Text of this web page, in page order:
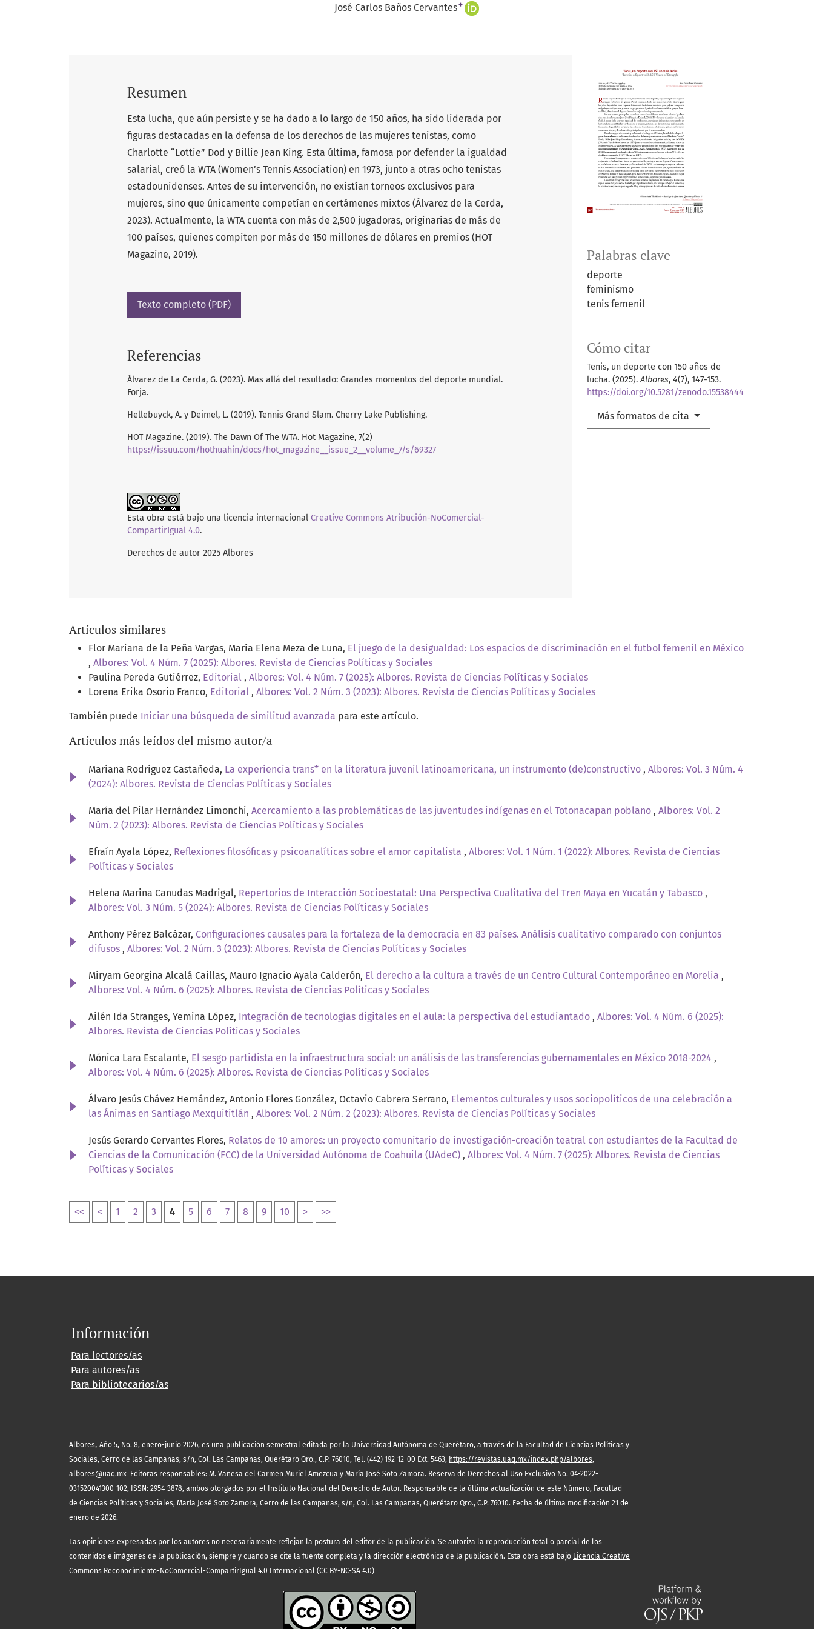
José Carlos Baños Cervantes+
Palabras clave
deporte
feminismo
tenis femenil
Cómo citar
Tenis, un deporte con 150 años de
lucha. (2025).Albores, 4(7), 147-153.
https://doi.org/10.5281/zenodo.15538444
Más formatos de cita
Resumen
Esta lucha, que aún persiste y se ha dado a lo largo de 150 años, ha sido liderada por
figuras destacadas en la defensa de los derechos de las mujeres tenistas, como
Charlotte “Lottie” Dod y Billie Jean King. Esta última, famosa por defender la igualdad
salarial, creó la WTA (Women’s Tennis Association) en 1973, junto a otras ocho tenistas
estadounidenses. Antes de su intervención, no existían torneos exclusivos para
mujeres, sino que únicamente competían en certámenes mixtos (Álvarez de la Cerda,
2023). Actualmente, la WTA cuenta con más de 2,500 jugadoras, originarias de más de
100 países, quienes compiten por más de 150 millones de dólares en premios (HOT
Magazine, 2019).
Texto completo (PDF)
Referencias
Álvarez de La Cerda, G. (2023). Mas allá del resultado: Grandes momentos del deporte mundial.
Forja.
Hellebuyck, A. y Deimel, L. (2019). Tennis Grand Slam. Cherry Lake Publishing.
HOT Magazine. (2019). The Dawn Of The WTA. Hot Magazine, 7(2)
https://issuu.com/hothuahin/docs/hot_magazine__issue_2__volume_7/s/69327
Esta obra está bajo una licencia internacional Creative Commons Atribución-NoComercial-
CompartirIgual 4.0.
Derechos de autor 2025 Albores
Artículos similares
Flor Mariana de la Peña Vargas, María Elena Meza de Luna, El juego de la desigualdad: Los espacios de discriminación en el futbol femenil en México
, Albores: Vol. 4 Núm. 7 (2025): Albores. Revista de Ciencias Políticas y Sociales
Paulina Pereda Gutiérrez, Editorial , Albores: Vol. 4 Núm. 7 (2025): Albores. Revista de Ciencias Políticas y Sociales
Lorena Erika Osorio Franco, Editorial , Albores: Vol. 2 Núm. 3 (2023): Albores. Revista de Ciencias Políticas y Sociales
También puede Iniciar una búsqueda de similitud avanzada para este artículo.
Artículos más leídos del mismo autor/a
Mariana Rodriguez Castañeda, La experiencia trans* en la literatura juvenil latinoamericana, un instrumento (de)constructivo , Albores: Vol. 3 Núm. 4
(2024): Albores. Revista de Ciencias Políticas y Sociales
María del Pilar Hernández Limonchi, Acercamiento a las problemáticas de las juventudes indígenas en el Totonacapan poblano , Albores: Vol. 2
Núm. 2 (2023): Albores. Revista de Ciencias Políticas y Sociales
Efraín Ayala López, Reflexiones filosóficas y psicoanalíticas sobre el amor capitalista , Albores: Vol. 1 Núm. 1 (2022): Albores. Revista de Ciencias
Políticas y Sociales
Helena Marina Canudas Madrigal, Repertorios de Interacción Socioestatal: Una Perspectiva Cualitativa del Tren Maya en Yucatán y Tabasco ,
Albores: Vol. 3 Núm. 5 (2024): Albores. Revista de Ciencias Políticas y Sociales
Anthony Pérez Balcázar, Configuraciones causales para la fortaleza de la democracia en 83 países. Análisis cualitativo comparado con conjuntos
difusos , Albores: Vol. 2 Núm. 3 (2023): Albores. Revista de Ciencias Políticas y Sociales
Miryam Georgina Alcalá Caillas, Mauro Ignacio Ayala Calderón, El derecho a la cultura a través de un Centro Cultural Contemporáneo en Morelia ,
Albores: Vol. 4 Núm. 6 (2025): Albores. Revista de Ciencias Políticas y Sociales
Ailén Ida Stranges, Yemina López, Integración de tecnologías digitales en el aula: la perspectiva del estudiantado , Albores: Vol. 4 Núm. 6 (2025):
Albores. Revista de Ciencias Políticas y Sociales
Mónica Lara Escalante, El sesgo partidista en la infraestructura social: un análisis de las transferencias gubernamentales en México 2018-2024 ,
Albores: Vol. 4 Núm. 6 (2025): Albores. Revista de Ciencias Políticas y Sociales
Álvaro Jesús Chávez Hernández, Antonio Flores González, Octavio Cabrera Serrano, Elementos culturales y usos sociopolíticos de una celebración a
las Ánimas en Santiago Mexquititlán , Albores: Vol. 2 Núm. 2 (2023): Albores. Revista de Ciencias Políticas y Sociales
Jesús Gerardo Cervantes Flores, Relatos de 10 amores: un proyecto comunitario de investigación-creación teatral con estudiantes de la Facultad de
Ciencias de la Comunicación (FCC) de la Universidad Autónoma de Coahuila (UAdeC) , Albores: Vol. 4 Núm. 7 (2025): Albores. Revista de Ciencias
Políticas y Sociales
<< < 1 2 3 4 5 6 7 8 9 10 > >>
Información
Para lectores/as
Para autores/as
Para bibliotecarios/as
Albores, Año 5, No. 8, enero-junio 2026, es una publicación semestral editada por la Universidad Autónoma de Querétaro, a través de la Facultad de Ciencias Políticas y
Sociales, Cerro de las Campanas, s/n, Col. Las Campanas, Querétaro Qro., C.P. 76010, Tel. (442) 192-12-00 Ext. 5463, https://revistas.uaq.mx/index.php/albores,
albores@uaq.mx Editoras responsables: M. Vanesa del Carmen Muriel Amezcua y María José Soto Zamora. Reserva de Derechos al Uso Exclusivo No. 04-2022-
031520041300-102, ISSN: 2954-3878, ambos otorgados por el Instituto Nacional del Derecho de Autor. Responsable de la última actualización de este Número, Facultad
de Ciencias Políticas y Sociales, María José Soto Zamora, Cerro de las Campanas, s/n, Col. Las Campanas, Querétaro Qro., C.P. 76010. Fecha de última modificación 21 de
enero de 2026.
Las opiniones expresadas por los autores no necesariamente reflejan la postura del editor de la publicación. Se autoriza la reproducción total o parcial de los
contenidos e imágenes de la publicación, siempre y cuando se cite la fuente completa y la dirección electrónica de la publicación. Esta obra está bajo Licencia Creative
Commons Reconocimiento-NoComercial-CompartirIgual 4.0 Internacional (CC BY-NC-SA 4.0)